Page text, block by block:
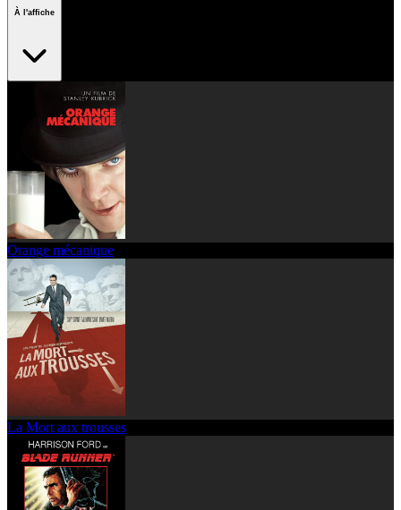
À l'affiche
Orange mécanique
La Mort aux trousses